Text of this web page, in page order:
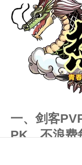
一、剑客
PK，不浪费
剑客加点核心逻